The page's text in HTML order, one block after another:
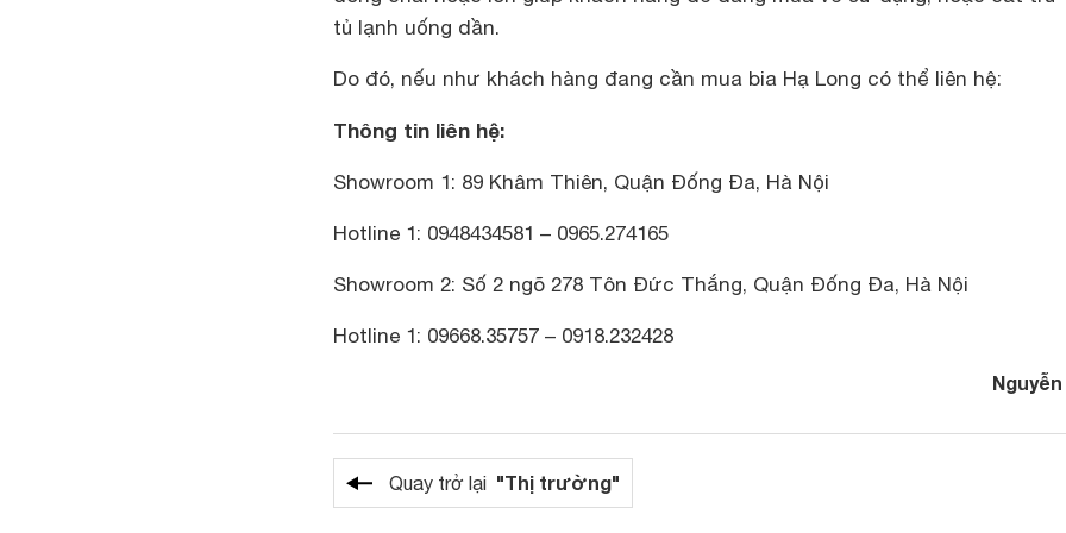
tủ lạnh uống dần.
Do đó, nếu như khách hàng đang cần mua bia Hạ Long có thể liên hệ:
Thông tin liên hệ:
Showroom 1: 89 Khâm Thiên, Quận Đống Đa, Hà Nội
Hotline 1: 0948434581 – 0965.274165
Showroom 2: Số 2 ngõ 278 Tôn Đức Thắng, Quận Đống Đa, Hà Nội
Hotline 1: 09668.35757 – 0918.232428
Quay trở lại "Thị trường"